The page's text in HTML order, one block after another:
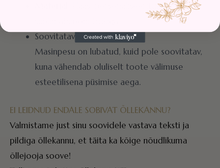
: klaas; personaliseeritud
Soovitatav käsipesu.
Masinpesu on lubatud, kuid pole soovitatav,
kuna vähendab oluliselt toote välimuse
esteetilisena püsimise aega.
EI LEIDNUD ENDALE SOBIVAT ÕLLEKANNU?
Valmistame just sinu soovidele vastava teksti ja
pildiga õllekannu, et täita ka kõige nõudlikuma
õllejooja soove!